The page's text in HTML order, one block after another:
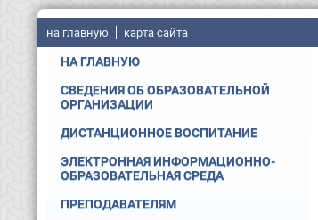
на главную карта сайта
НА ГЛАВНУЮ
СВЕДЕНИЯ ОБ ОБРАЗОВАТЕЛЬНОЙ
ОРГАНИЗАЦИИ
ДИСТАНЦИОННОЕ ВОСПИТАНИЕ
ЭЛЕКТРОННАЯ ИНФОРМАЦИОННО-
ОБРАЗОВАТЕЛЬНАЯ СРЕДА
ПРЕПОДАВАТЕЛЯМ